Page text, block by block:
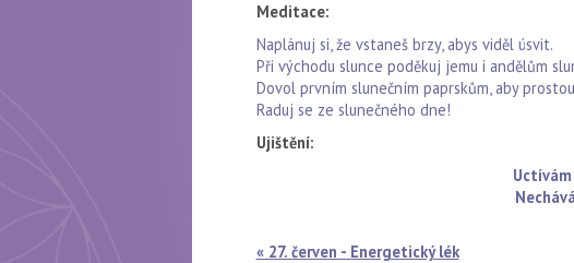
Meditace:
Naplánuj si, že vstaneš brzy, abys viděl úsvit.
Při východu slunce poděkuj jemu i andělům
Dovol prvním slunečním paprskům, aby
Raduj se ze slunečného dne!
Ujištění:
« 27. červen - Energetický lék